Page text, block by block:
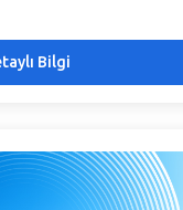
Bilgi